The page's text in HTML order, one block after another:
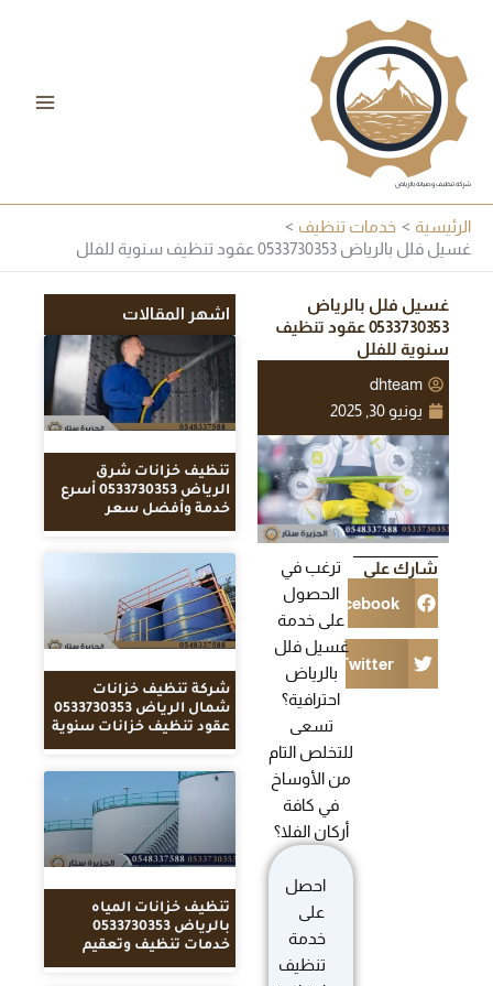
المحتوى
شركة تنظيف وصيانة بالرياض
الرئيسية
خدمات تنظيف
غسيل فلل بالرياض 0533730353 عقود تنظيف سنوية للفلل
غسيل فلل بالرياض
0533730353 عقود تنظيف
سنوية للفلل
dhteam
يونيو 30, 2025
شارك على
Facebook
Twitter
ترغب في
الحصول
على خدمة
غسيل فلل
بالرياض
احترافية؟
تسعى
للتخلص التام
من الأوساخ
في كافة
أركان الفلا؟
احصل
على
خدمة
تنظيف
اشهر المقالات
تنظيف خزانات شرق
الرياض 0533730353 أسرع
خدمة وأفضل سعر
شركة تنظيف خزانات
شمال الرياض 0533730353
عقود تنظيف خزانات سنوية
تنظيف خزانات المياه
بالرياض 0533730353
خدمات تنظيف وتعقيم